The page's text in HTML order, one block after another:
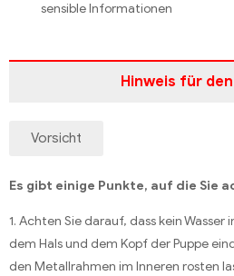
sensible Informationen
Hinweis für
Vorsicht
Es gibt einige Punkte, auf die Sie
1. Achten Sie darauf, dass kein
dem Hals und dem Kopf der Puppe
den Metallrahmen im Inneren rosten